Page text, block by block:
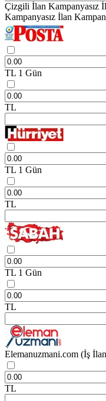
Çizgili İlan Kampanyasız
Kampanyasız İlan
TL 1 Gün
TL
TL 1 Gün
TL
TL 1 Gün
TL
Elemanuzmani.com (İş
TL